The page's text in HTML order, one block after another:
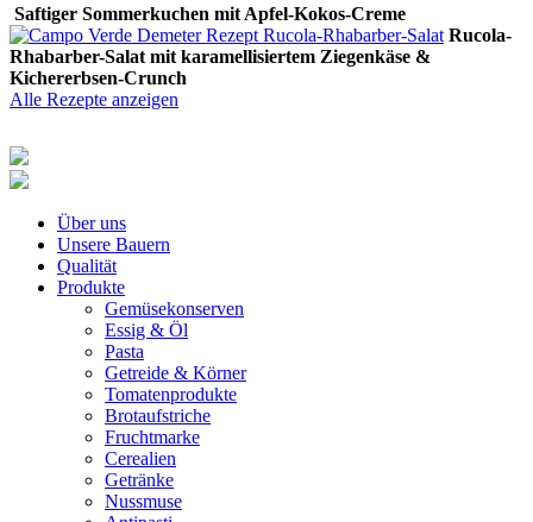
Saftiger Sommerkuchen mit Apfel-Kokos-Creme
Rucola-
Rhabarber-Salat mit karamellisiertem Ziegenkäse &
Kichererbsen-Crunch
Alle Rezepte anzeigen
Über uns
Unsere Bauern
Qualität
Produkte
Gemüsekonserven
Essig & Öl
Pasta
Getreide & Körner
Tomatenprodukte
Brotaufstriche
Fruchtmarke
Cerealien
Getränke
Nussmuse